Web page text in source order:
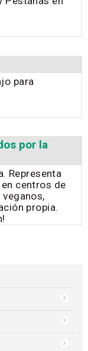
para
por la
Representa
centros de
propia.